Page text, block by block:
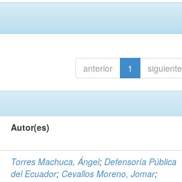
anterior 1 siguiente
Autor(es)
Torres Machuca, Ángel;Defensoría Pública
del Ecuador; Cevallos Moreno, Jomar;